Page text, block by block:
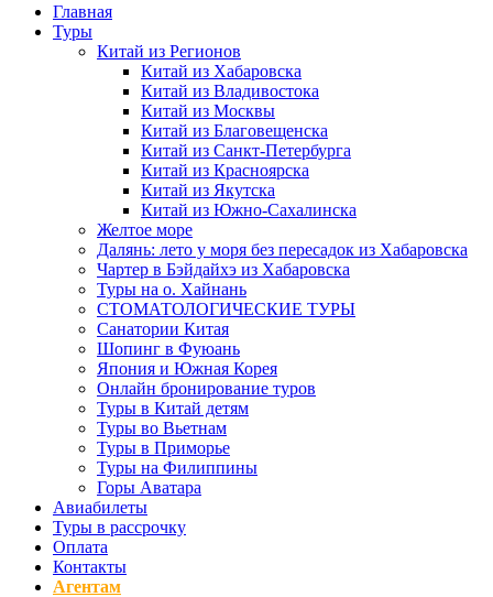
Главная
Туры
Китай из Регионов
Китай из Хабаровска
Китай из Владивостока
Китай из Москвы
Китай из Благовещенска
Китай из Санкт-Петербурга
Китай из Красноярска
Китай из Якутска
Китай из Южно-Сахалинска
Желтое море
Далянь: лето у моря без пересадок из Хабаровска
Чартер в Бэйдайхэ из Хабаровска
Туры на о. Хайнань
СТОМАТОЛОГИЧЕСКИЕ ТУРЫ
Санатории Китая
Шопинг в Фуюань
Япония и Южная Корея
Онлайн бронирование туров
Туры в Китай детям
Туры во Вьетнам
Туры в Приморье
Туры на Филиппины
Горы Аватара
Авиабилеты
Туры в рассрочку
Оплата
Контакты
Агентам